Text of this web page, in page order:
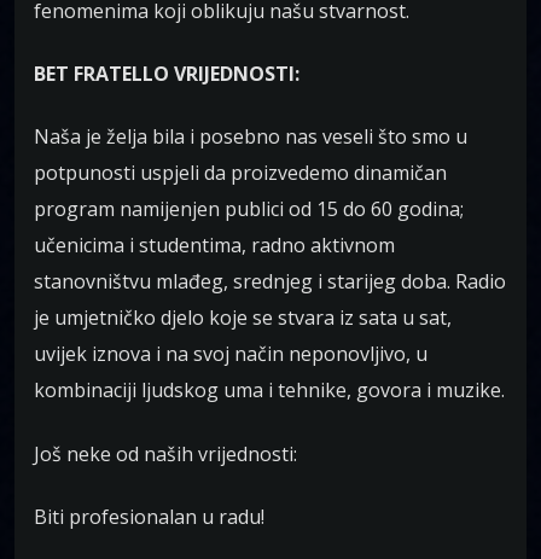
fenomenima koji oblikuju našu stvarnost.
BET FRATELLO VRIJEDNOSTI:
Naša je želja bila i posebno nas veseli što smo u
potpunosti uspjeli da proizvedemo dinamičan
program namijenjen publici od 15 do 60 godina;
učenicima i studentima, radno aktivnom
stanovništvu mlađeg, srednjeg i starijeg doba. Radio
je umjetničko djelo koje se stvara iz sata u sat,
uvijek iznova i na svoj način neponovljivo, u
kombinaciji ljudskog uma i tehnike, govora i muzike.
Još neke od naših vrijednosti:
Biti profesionalan u radu!